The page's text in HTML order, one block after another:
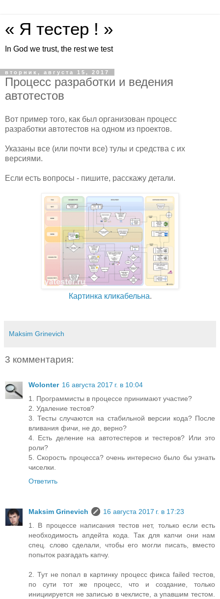
« Я тестер ! »
In God we trust, the rest we test
вторник, августа 15, 2017
Процесс разработки и ведения
автотестов
Вот пример того, как был организован процесс
разработки автотестов на одном из проектов.
Указаны все (или почти все) тулы и средства с их
версиями.
Если есть вопросы - пишите, расскажу детали.
Картинка кликабельна.
Maksim Grinevich
3 комментария:
Wolonter 16 августа 2017 г. в 10:04
1. Программисты в процессе принимают участие?
2. Удаление тестов?
3. Тесты случаются на стабильной версии кода? После
вливания фичи, не до, верно?
4. Есть деление на автотестеров и тестеров? Или это
роли?
5. Скорость процесса? очень интересно было бы узнать
чиселки.
Ответить
Maksim Grinevich
16 августа 2017 г. в 17:23
1. В процессе написания тестов нет, только если есть
необходимость апдейта кода. Так для капчи они нам
спец. слово сделали, чтобы его могли писать, вместо
попыток разгадать капчу.
2. Тут не попал в картинку процесс фикса failed тестов,
по сути тот же процесс, что и создание, только
инициируется не записью в чеклисте, а упавшим тестом.